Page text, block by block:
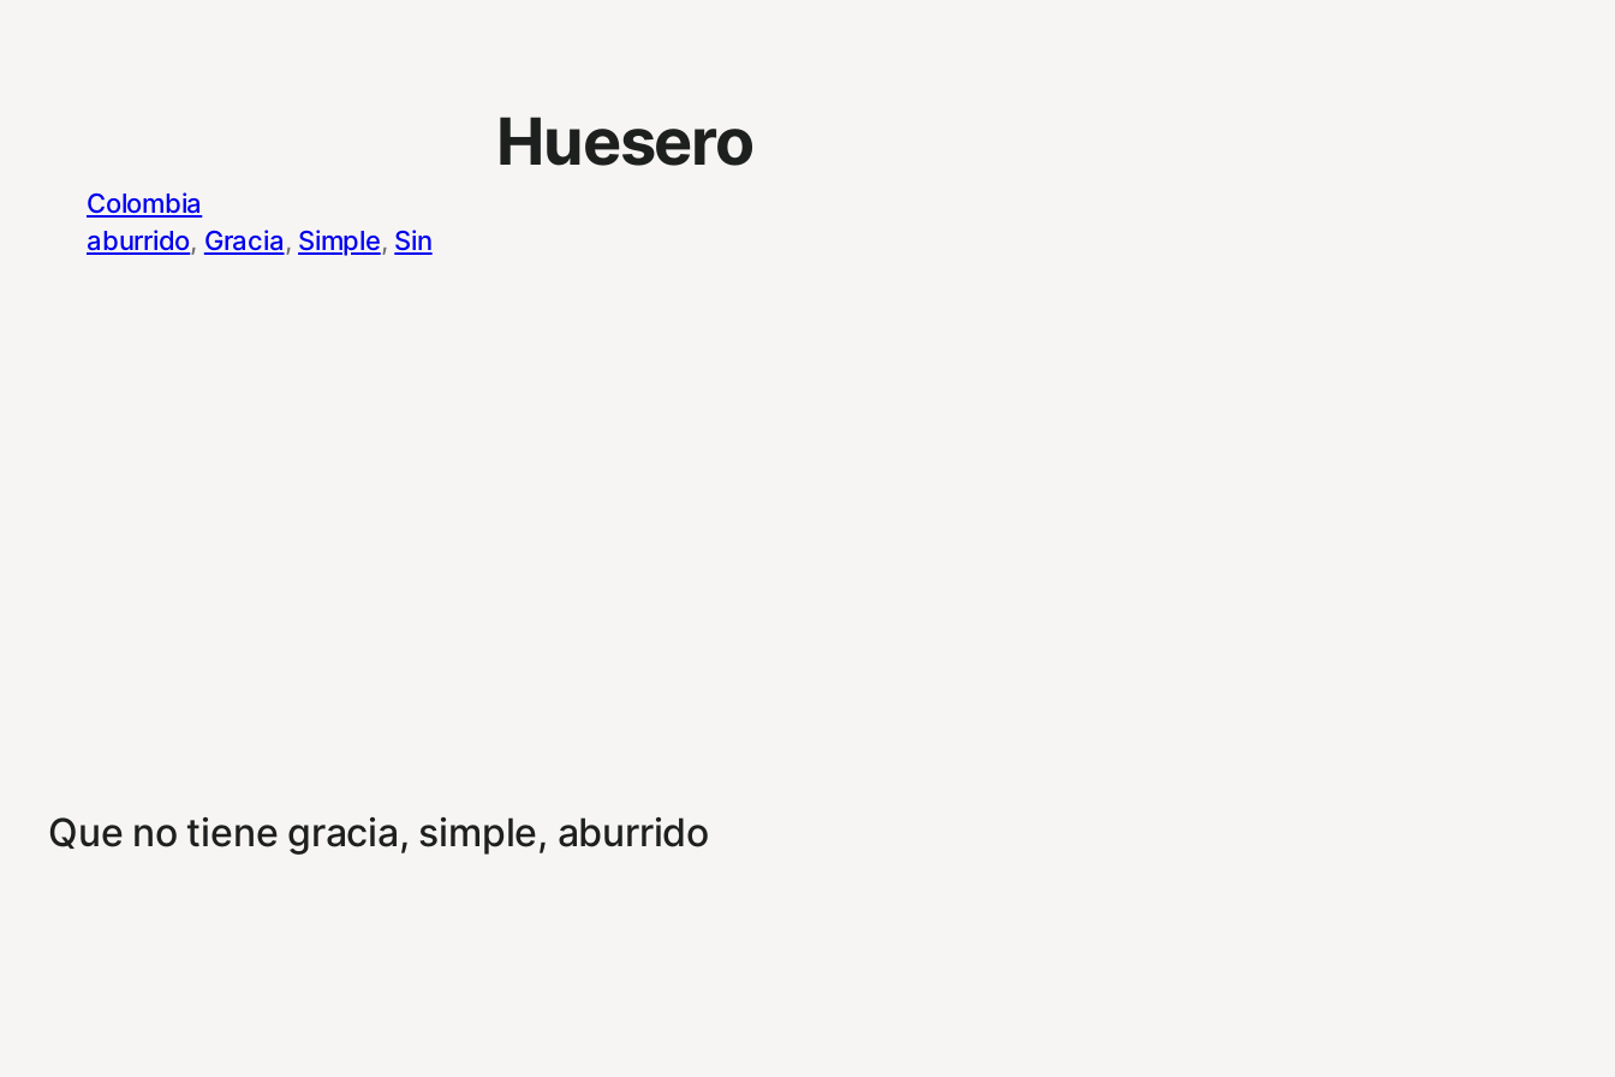
Huesero
Colombia
aburrido, Gracia, Simple, Sin
Que no tiene gracia, simple, aburrido